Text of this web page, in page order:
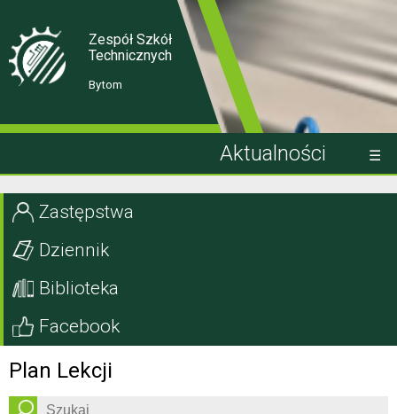
Content
navigation
Zespół Szkół
Technicznych
Bytom
Aktualności
Kandydat
Zastępstwa
Dziennik
Biblioteka
Facebook
Plan Lekcji